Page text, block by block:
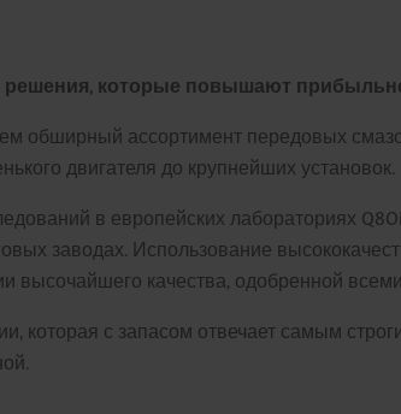
решения, которые повышают
обширный ассортимент передовых
двигателя до крупнейших установок.
в европейских лабораториях
заводах. Использование
высочайшего качества, одобренной
которая с запасом отвечает самым